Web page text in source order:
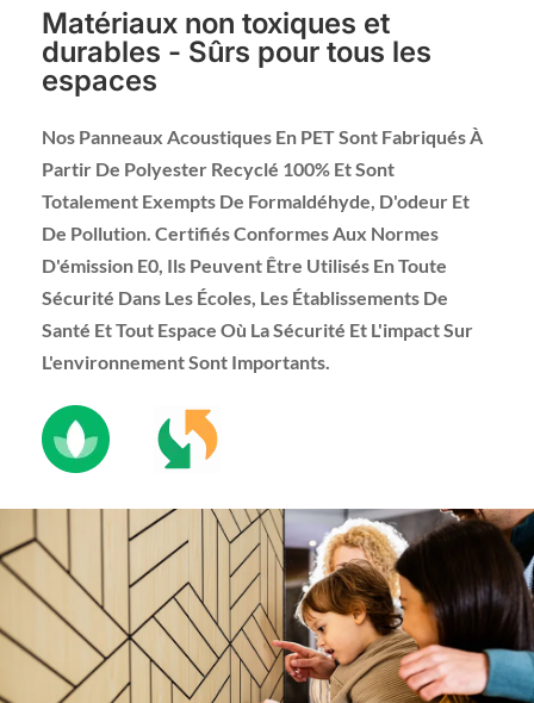
Matériaux non toxiques et
durables - Sûrs pour tous les
espaces
Nos Panneaux Acoustiques En PET Sont Fabriqués À
Partir De Polyester Recyclé 100% Et Sont
Totalement Exempts De Formaldéhyde, D'odeur Et
De Pollution. Certifiés Conformes Aux Normes
D'émission E0, Ils Peuvent Être Utilisés En Toute
Sécurité Dans Les Écoles, Les Établissements De
Santé Et Tout Espace Où La Sécurité Et L'impact Sur
L'environnement Sont Importants.